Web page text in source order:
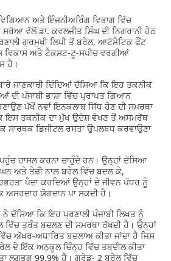
ਅਤੇ ਇੰਜਨੀਅਰਿੰਗ ਵਿਭਾਗ ਵਿੱਚ
ਸਰੋਆ ਵੱਲੋਂ ਡਾ. ਕਵਲਜੀਤ ਸਿੰਘ ਦੀ ਨਿਗਰਾਨੀ ਹੇਠ
ਗੁਰਮੁਖੀ ਲਿਪੀ ਤੋਂ ਬਰੇਲ, ਆਟੋਮੈਟਿਕ ਫੌਂਟ
ਵਿਕਾਸ ਅਤੇ ਟੈਕਸਟ-ਟੂ-ਸਪੀਚ ਵਰਗੀਆਂ
ਹੈ।
ਜਾਣਕਾਰੀ ਦਿੰਦਿਆਂ ਦੱਸਿਆ ਕਿ ਇਹ ਤਕਨੀਕ
ਪੰਜਾਬੀ ਭਾਸ਼ਾ ਵਿੱਚ ਪ੍ਰਾਪਤ ਗਿਆਨ
ਪੱਖੋਂ ਨਵਾਂ ਇਨਕਲਾਬ ਸਿੱਧ ਹੋਣ ਦੀ ਸਮਰਥਾ
ਇਸ ਤਕਨੀਕ ਦਾ ਮੁੱਖ ਉਦੇਸ਼ ਵੇਖਣ ਤੋਂ ਅਸਮਰੱਥ
ਡਿਜੀਟਲ ਰਸਤਾ ਉਪਲਬਧ ਕਰਵਾਉਣਾ
ਹਾਸਲ ਕਰਨਾ ਚਾਹੁੰਦੇ ਹਨ। ਉਨ੍ਹਾਂ ਦੱਸਿਆ
ਅਤੇ ਤੇਜ਼ੀ ਨਾਲ਼ ਬਰੇਲ ਵਿੱਚ ਬਦਲ ਕੇ,
ਪੈਦਾ ਕਰਦਿਆਂ ਉਨ੍ਹਾਂ ਦੇ ਜੀਵਨ ਪੱਧਰ ਨੂੰ
ਯੋਗਦਾਨ ਪਾ ਸਕਦੀ ਹੈ।
ਨੇ ਦੱਸਿਆ ਕਿ ਇਹ ਪ੍ਰਣਾਲੀ ਪੰਜਾਬੀ ਲਿਖਤ ਨੂੰ
ਤੁਰੰਤ ਬਦਲਣ ਦੀ ਸਮਰਥਾ ਰੱਖਦੀ ਹੈ। ਉਨ੍ਹਾਂ
ਅੱਖਰ-ਅਧਾਰਿਤ ਬਦਲਾਅ ਕੀਤਾ ਜਾਂਦਾ ਹੈ ਜਿਸ
ਦੇ ਇੱਕ ਅਨੁਕੂਲ ਚਿੰਨ੍ਹ ਵਿੱਚ ਤਬਦੀਲ ਕੀਤਾ
ਲਗਭਗ 99.9% ਹੈ। ਗਰੇਡ- 2 ਬਰੇਲ ਵਿੱਚ